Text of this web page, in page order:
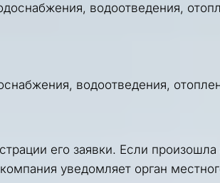
водоотведения,
водоотведения,
его заявки. Если произошла
уведомляет орган